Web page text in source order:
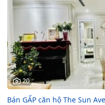
20
Bán GẤP căn hộ The Sun